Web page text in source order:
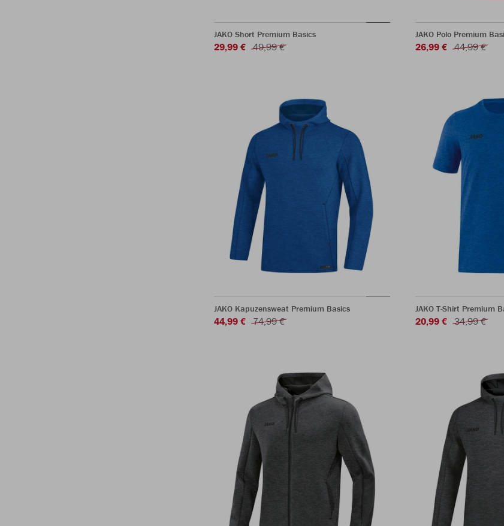
JAKO Short Premium Basics
29,99 € 49,99 €
JAKO Polo Premium
26,99 € 44,99 €
JAKO Kapuzensweat Premium Basics
44,99 € 74,99 €
JAKO T-Shirt Premium
20,99 € 34,99 €